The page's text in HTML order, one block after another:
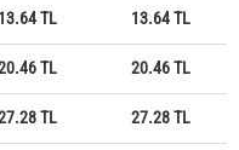
13.64 TL 13.64 TL
TL 20.46 TL
TL 27.28 TL